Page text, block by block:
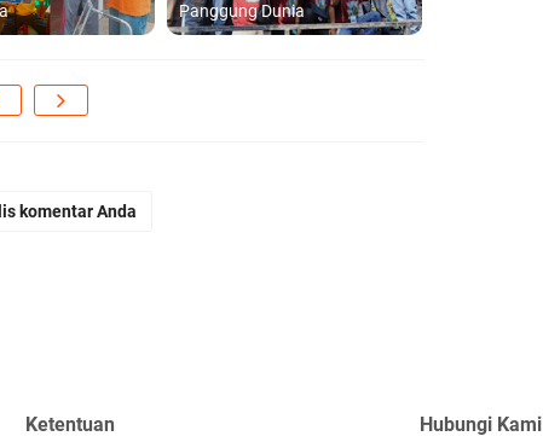
Panggung Dunia
komentar Anda
Ketentuan Hubungi Kami